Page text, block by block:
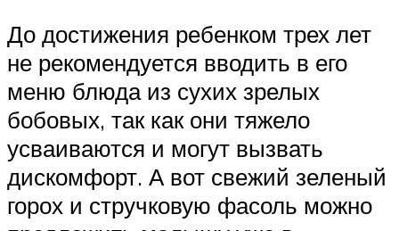
До достижения ребенком трех лет
не рекомендуется вводить в его
меню блюда из сухих зрелых
бобовых, так как они тяжело
усваиваются и могут вызвать
дискомфорт. А вот свежий зеленый
горох и стручковую фасоль можно